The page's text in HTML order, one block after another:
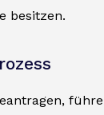
besitzen.